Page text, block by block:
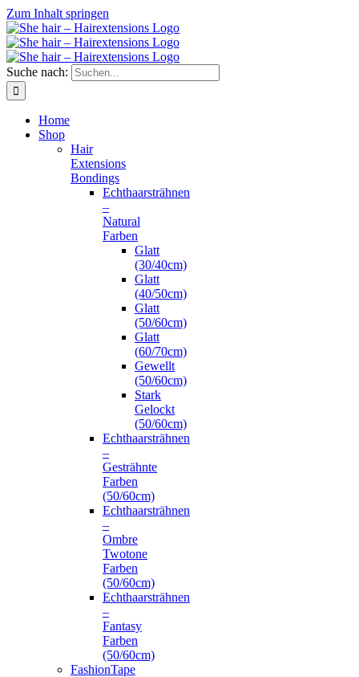
Zum Inhalt springen
Suche nach:
Home
Shop
Hair
Extensions
Bondings
Echthaarsträhnen
–
Natural
Farben
Glatt
(30/40cm)
Glatt
(40/50cm)
Glatt
(50/60cm)
Glatt
(60/70cm)
Gewellt
(50/60cm)
Stark
Gelockt
(50/60cm)
Echthaarsträhnen
–
Gesträhnte
Farben
(50/60cm)
Echthaarsträhnen
–
Ombre
Twotone
Farben
(50/60cm)
Echthaarsträhnen
–
Fantasy
Farben
(50/60cm)
FashionTape